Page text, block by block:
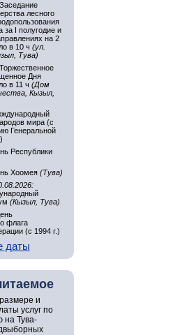
Заседание
лесного
за I полугодие и
на 2
в 10 ч (ул.
Тува)
Торжественное
Дня
в 11 ч (Дом
Кызыл,
мира (с
Генеральной
Республики
Хоомея (Тува)
(Кызыл, Тува)
флага
(с 1994 г.)
даты
и
услуг по
Тува-